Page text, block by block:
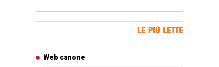
LE PIÙ LETTE
Web canone